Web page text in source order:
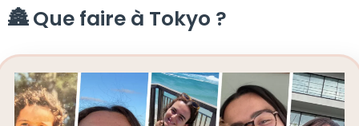
🏯 Que faire à Tokyo ?